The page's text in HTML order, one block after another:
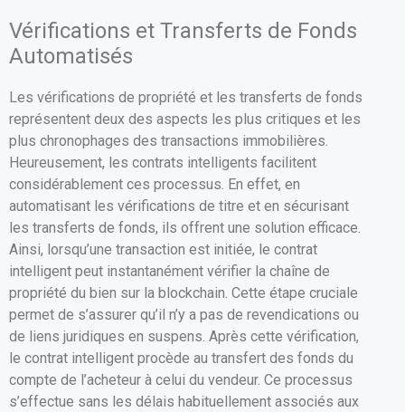
Vérifications et Transferts de Fonds
Automatisés
Les vérifications de propriété et les transferts de fonds
représentent deux des aspects les plus critiques et les
plus chronophages des transactions immobilières.
Heureusement, les contrats intelligents facilitent
considérablement ces processus. En effet, en
automatisant les vérifications de titre et en sécurisant
les transferts de fonds, ils offrent une solution efficace.
Ainsi, lorsqu’une transaction est initiée, le contrat
intelligent peut instantanément vérifier la chaîne de
propriété du bien sur la blockchain. Cette étape cruciale
permet de s’assurer qu’il n’y a pas de revendications ou
de liens juridiques en suspens. Après cette vérification,
le contrat intelligent procède au transfert des fonds du
compte de l’acheteur à celui du vendeur. Ce processus
s’effectue sans les délais habituellement associés aux